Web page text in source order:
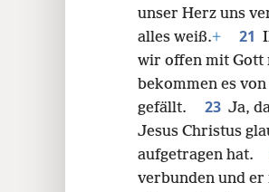
unser Herz uns
alles weiß.+ 21
wir offen mit Gott
bekommen es
gefällt.
23 Ja,
Jesus Christus
aufgetragen hat.
verbunden und er